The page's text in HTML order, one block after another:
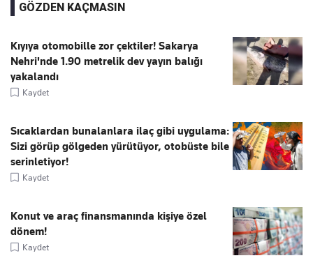
GÖZDEN KAÇMASIN
Kıyıya otomobille zor çektiler! Sakarya
Nehri'nde 1.90 metrelik dev yayın balığı
yakalandı
Kaydet
Sıcaklardan bunalanlara ilaç gibi uygulama:
Sizi görüp gölgeden yürütüyor, otobüste bile
serinletiyor!
Kaydet
Konut ve araç finansmanında kişiye özel
dönem!
Kaydet